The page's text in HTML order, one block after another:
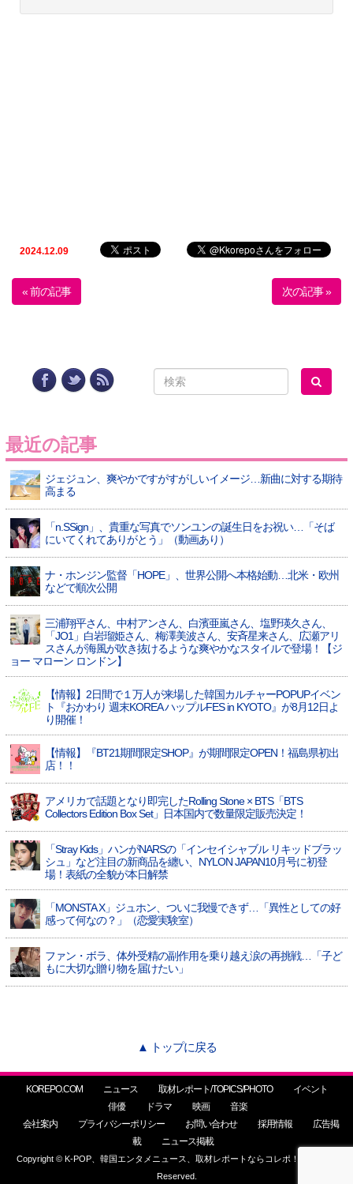
2024.12.09
« 前の記事 次の記事 »
最近の記事
ジェジュン、爽やかですがすがしいイメージ…新曲に対する期待
高まる
「n.SSign」、貴重な写真でソンユンの誕生日をお祝い…「そば
にいてくれてありがとう」（動画あり）
ナ・ホンジン監督「HOPE」、世界公開へ本格始動…北米・欧州
などで順次公開
三浦翔平さん、中村アンさん、白濱亜嵐さん、塩野瑛久さん、
「JO1」白岩瑠姫さん、梅澤美波さん、安斉星来さん、広瀬アリ
スさんが海風が吹き抜けるような爽やかなスタイルで登場！【ジ
ョー マローン ロンドン】
【情報】2日間で１万人が来場した韓国カルチャーPOPUPイベン
ト『おかわり 週末KOREA ハップルFES in KYOTO』が8月12日よ
り開催！
【情報】『BT21期間限定SHOP』が期間限定OPEN！福島県初出
店！！
アメリカで話題となり即完したRolling Stone × BTS「BTS
Collectors Edition Box Set」日本国内で数量限定販売決定！
「Stray Kids」ハンがNARSの「インセイシャブル リキッドブラッ
シュ」など注目の新商品を纏い、NYLON JAPAN10月号に初登
場！表紙の全貌が本日解禁
「MONSTA X」ジュホン、ついに我慢できず…「異性としての好
感って何なの？」（恋愛実験室）
ファン・ボラ、体外受精の副作用を乗り越え涙の再挑戦…「子ど
もに大切な贈り物を届けたい」
▲ トップに戻る
KOREPO.COM ニュース 取材レポート/TOPICS/PHOTO
イベント
俳優
ドラマ 映画
音楽
会社案内
プライバシーポリシー お問い合わせ 採用情報
広告掲
載
ニュース掲載
Copyright © K-POP、韓国エンタメニュース、取材レポートならコレポ！ All Rights
Reserved.